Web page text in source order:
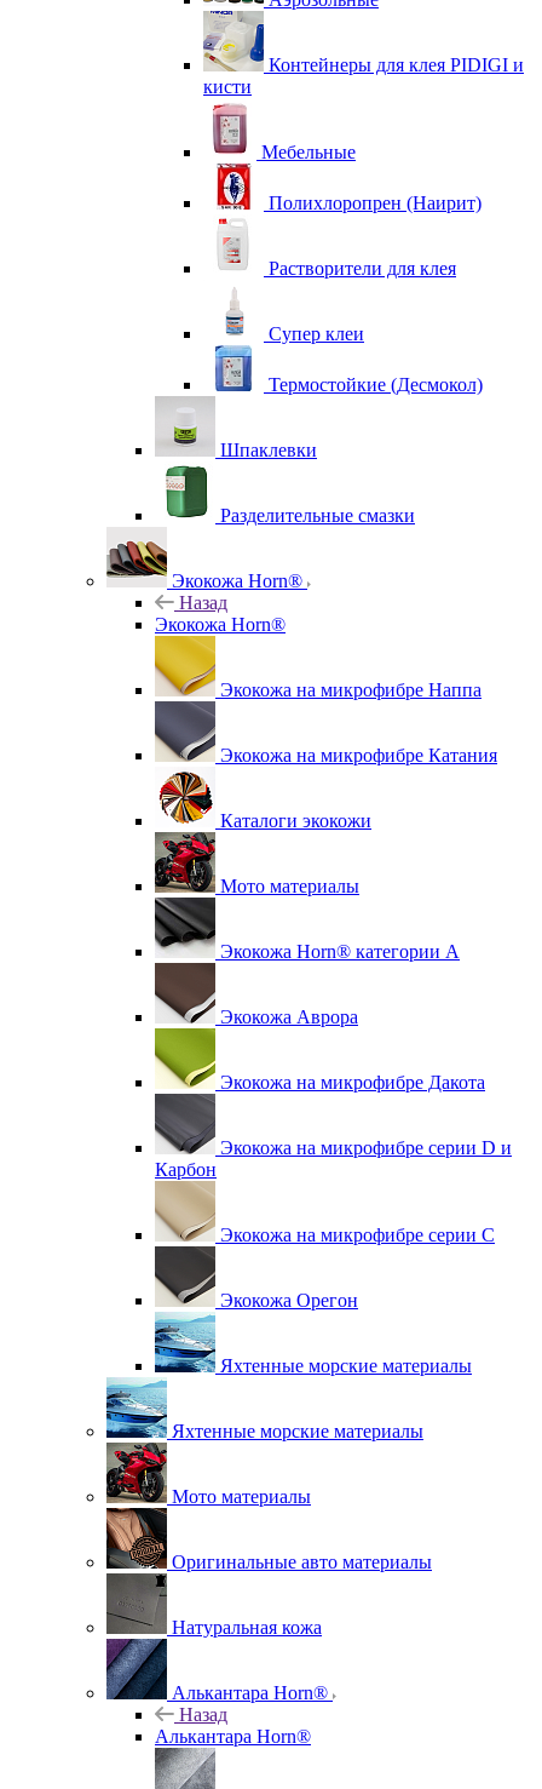
Контейнеры для клея PIDIGI и
кисти
Мебельные
Полихлоропрен (Наирит)
Растворители для клея
Супер клеи
Термостойкие (Десмокол)
Шпаклевки
Разделительные смазки
Экокожа Horn®
Назад
Экокожа Horn®
Экокожа на микрофибре Наппа
Экокожа на микрофибре Катания
Каталоги экокожи
Мото материалы
Экокожа Horn® категории A
Экокожа Аврора
Экокожа на микрофибре Дакота
Экокожа на микрофибре серии D и
Карбон
Экокожа на микрофибре серии С
Экокожа Орегон
Яхтенные морские материалы
Яхтенные морские материалы
Мото материалы
Оригинальные авто материалы
Натуральная кожа
Алькантара Horn®
Назад
Алькантара Horn®